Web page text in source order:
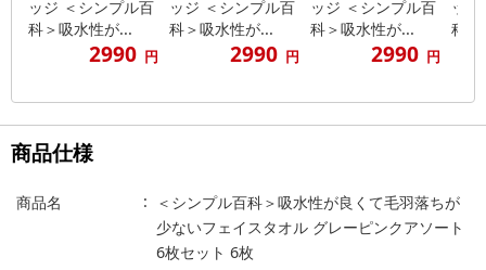
ッジ ＜シンプル百
科＞吸水性が...
2990 円
ッジ ＜シンプル百
科＞吸水性が...
2990 円
ッジ ＜シンプル百
科＞吸水性が...
2990 円
ッ
科＞
商品仕様
商品名
＜シンプル百科＞吸水性が良くて毛羽落ちが
少ないフェイスタオル グレーピンクアソート
6枚セット 6枚